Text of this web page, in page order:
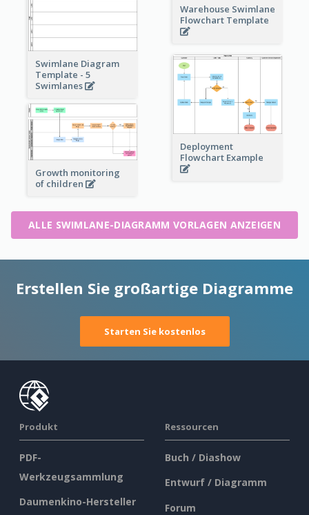
Warehouse Swimlane
Flowchart Template
Swimlane Diagram
Template - 5
Swimlanes
Deployment
Flowchart Example
Growth monitoring
of children
ALLE SWIMLANE-DIAGRAMM VORLAGEN ANZEIGEN
Erstellen Sie großartige Diagramme
Starten Sie kostenlos
Produkt
PDF-
Werkzeugsammlung
Daumenkino-Hersteller
Ressourcen
Buch / Diashow
Entwurf / Diagramm
Forum